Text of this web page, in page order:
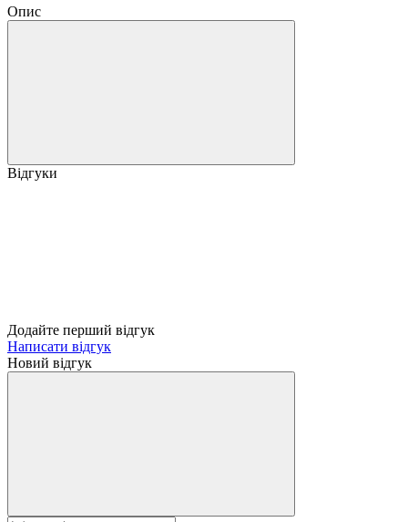
Опис
Відгуки
Додайте перший відгук
Написати відгук
Новий відгук